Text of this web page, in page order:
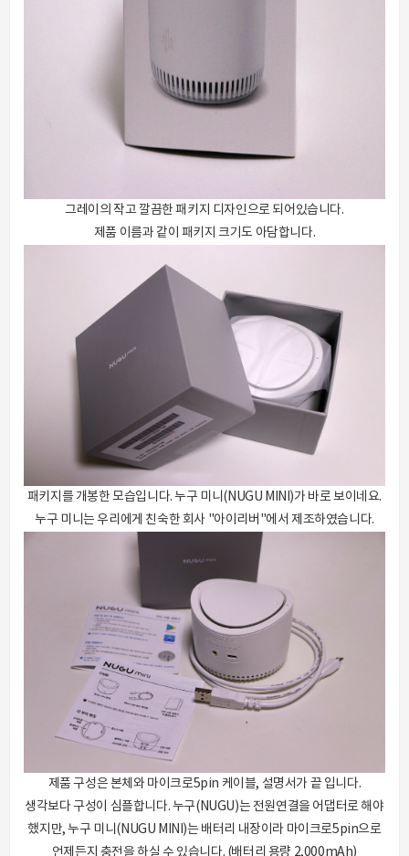
그레이의 작고 깔끔한 패키지 디자인으로 되어있습니다.
제품 이름과 같이 패키지 크기도 아담합니다.
패키지를 개봉한 모습입니다. 누구 미니(NUGU MINI)가 바로 보이네요.
누구 미니는 우리에게 친숙한 회사 "아이리버"에서 제조하였습니다.
제품 구성은 본체와 마이크로5pin 케이블, 설명서가 끝 입니다.
생각보다 구성이 심플합니다. 누구(NUGU)는 전원연결을 어댑터로 해야
했지만, 누구 미니(NUGU MINI)는 배터리 내장이라 마이크로5pin으로
언제든지 충전을 하실 수 있습니다. (배터리 용량 2,000mAh)